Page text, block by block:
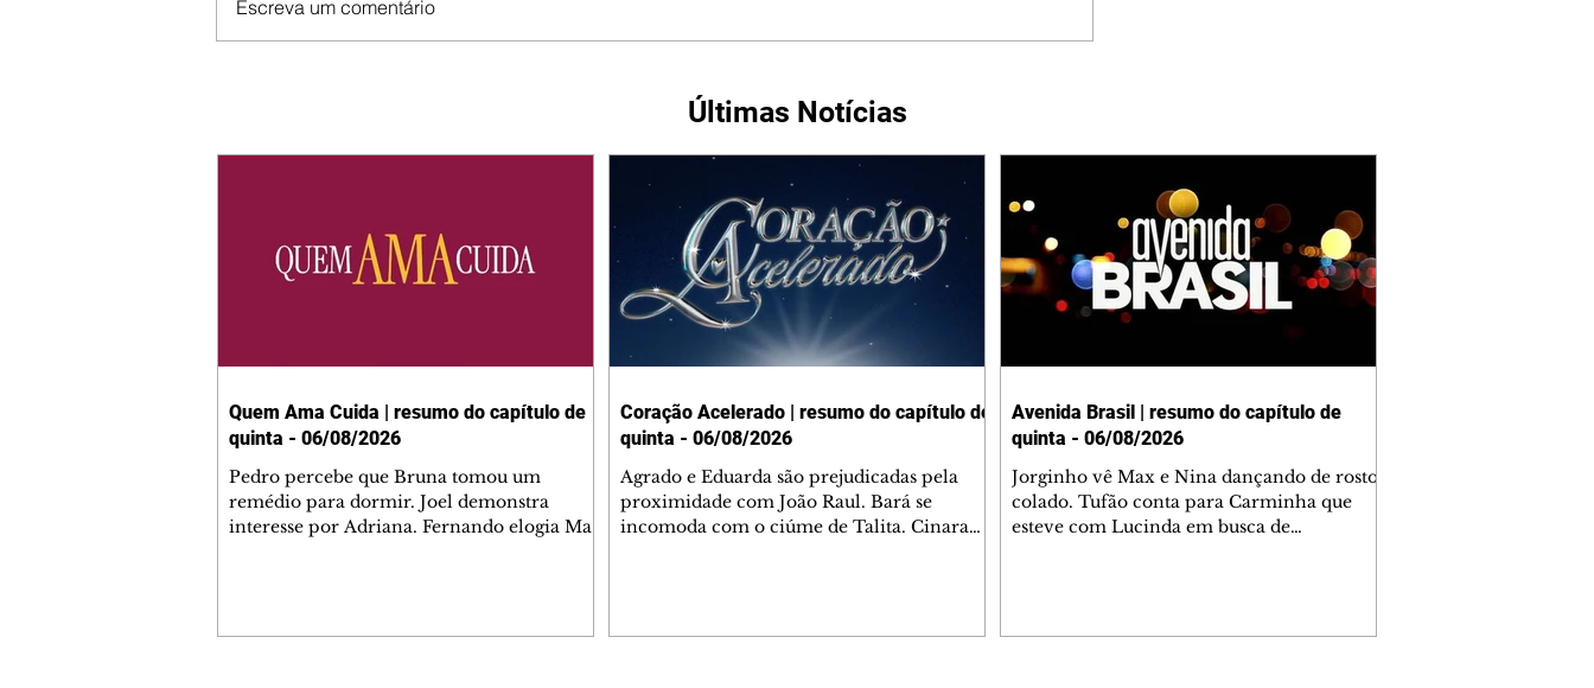
Escreva um comentário
Últimas Notícias
Quem Ama Cuida | resumo do capítulo de
quinta - 06/08/2026
Pedro percebe que Bruna tomou um
remédio para dormir. Joel demonstra
interesse por Adriana. Fernando elogia Mau
Coração Acelerado | resumo do capítulo de
quinta - 06/08/2026
Agrado e Eduarda são prejudicadas pela
proximidade com João Raul. Bará se
incomoda com o ciúme de Talita. Cinara
Avenida Brasil | resumo do capítulo de
quinta - 06/08/2026
Jorginho vê Max e Nina dançando de rosto
colado. Tufão conta para Carminha que
esteve com Lucinda em busca de